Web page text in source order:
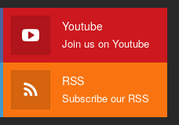
Youtube
Join us on Youtube
RSS
Subscribe our RSS